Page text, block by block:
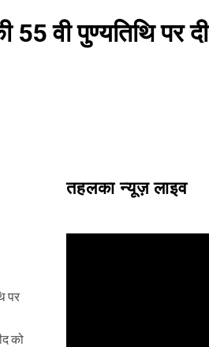
वी पुण्यतिथि पर दी
पर
को
तहलका न्यूज़ लाइव